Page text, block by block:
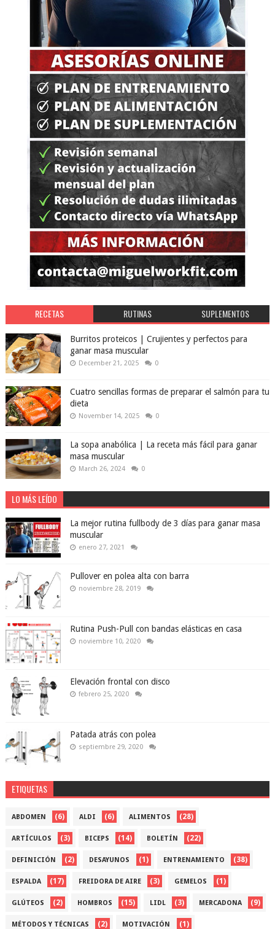
RECETAS RUTINAS SUPLEMENTOS
Burritos proteicos | Crujientes y perfectos para
ganar masa muscular
December 21, 2025 0
Cuatro sencillas formas de preparar el salmón para tu
dieta
November 14, 2025 0
La sopa anabólica | La receta más fácil para ganar
masa muscular
March 26, 2024 0
LO MÁS LEÍDO
La mejor rutina fullbody de 3 días para ganar masa
muscular
enero 27, 2021
Pullover en polea alta con barra
noviembre 28, 2019
Rutina Push-Pull con bandas elásticas en casa
noviembre 10, 2020
Elevación frontal con disco
febrero 25, 2020
Patada atrás con polea
septiembre 29, 2020
ETIQUETAS
ABDOMEN (6) ALDI (6) ALIMENTOS (28)
ARTÍCULOS (3) BICEPS (14) BOLETÍN (22)
DEFINICIÓN (2) DESAYUNOS (1) ENTRENAMIENTO (38)
ESPALDA (17) FREIDORA DE AIRE (3) GEMELOS (1)
GLÚTEOS (2) HOMBROS (15) LIDL (3) MERCADONA (9)
MÉTODOS Y TÉCNICAS (2) MOTIVACIÓN (1)